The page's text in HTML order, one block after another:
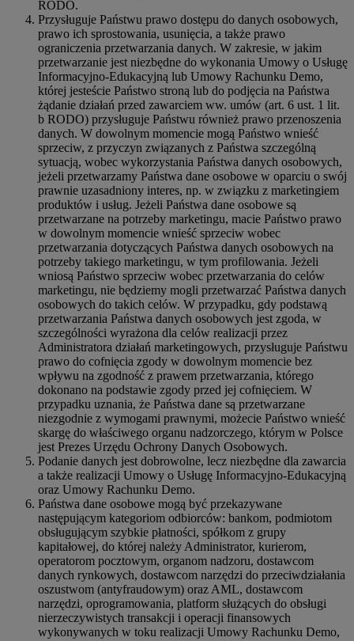
RODO.
Przysługuje Państwu prawo dostępu do danych osobowych,
prawo ich sprostowania, usunięcia, a także prawo
ograniczenia przetwarzania danych. W zakresie, w jakim
przetwarzanie jest niezbędne do wykonania Umowy o Usługę
Informacyjno-Edukacyjną lub Umowy Rachunku Demo,
której jesteście Państwo stroną lub do podjęcia na Państwa
żądanie działań przed zawarciem ww. umów (art. 6 ust. 1 lit.
b RODO) przysługuje Państwu również prawo przenoszenia
danych. W dowolnym momencie mogą Państwo wnieść
sprzeciw, z przyczyn związanych z Państwa szczególną
sytuacją, wobec wykorzystania Państwa danych osobowych,
jeżeli przetwarzamy Państwa dane osobowe w oparciu o swój
prawnie uzasadniony interes, np. w związku z marketingiem
produktów i usług. Jeżeli Państwa dane osobowe są
przetwarzane na potrzeby marketingu, macie Państwo prawo
w dowolnym momencie wnieść sprzeciw wobec
przetwarzania dotyczących Państwa danych osobowych na
potrzeby takiego marketingu, w tym profilowania. Jeżeli
wniosą Państwo sprzeciw wobec przetwarzania do celów
marketingu, nie będziemy mogli przetwarzać Państwa danych
osobowych do takich celów. W przypadku, gdy podstawą
przetwarzania Państwa danych osobowych jest zgoda, w
szczególności wyrażona dla celów realizacji przez
Administratora działań marketingowych, przysługuje Państwu
prawo do cofnięcia zgody w dowolnym momencie bez
wpływu na zgodność z prawem przetwarzania, którego
dokonano na podstawie zgody przed jej cofnięciem. W
przypadku uznania, że Państwa dane są przetwarzane
niezgodnie z wymogami prawnymi, możecie Państwo wnieść
skargę do właściwego organu nadzorczego, którym w Polsce
jest Prezes Urzędu Ochrony Danych Osobowych.
Podanie danych jest dobrowolne, lecz niezbędne dla zawarcia
a także realizacji Umowy o Usługę Informacyjno-Edukacyjną
oraz Umowy Rachunku Demo.
Państwa dane osobowe mogą być przekazywane
następującym kategoriom odbiorców: bankom, podmiotom
obsługującym szybkie płatności, spółkom z grupy
kapitałowej, do której należy Administrator, kurierom,
operatorom pocztowym, organom nadzoru, dostawcom
danych rynkowych, dostawcom narzędzi do przeciwdziałania
oszustwom (antyfraudowym) oraz AML, dostawcom
narzędzi, oprogramowania, platform służących do obsługi
nierzeczywistych transakcji i operacji finansowych
wykonywanych w toku realizacji Umowy Rachunku Demo,